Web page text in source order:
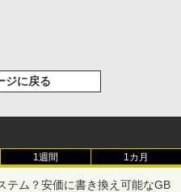
ジに戻る
1週間 1カ月
テム？安価に書き換え可能なGB